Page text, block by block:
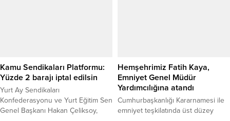
taslaklara gerçek dışıdır.”...
Bozok Üniversitesi Rektörü Prof Dr
Evren Yaşar, ev sahipliğinde
düzenlenen etkinlikte,
üniversitenin...
Kamu Sendikaları Platformu:
Yüzde 2 barajı iptal edilsin
Yurt Ay Sendikaları
Konfederasyonu ve Yurt Eğitim Sen
Genel Başkanı Hakan Çeliksoy,
Hemşehrimiz Fatih Kaya,
Emniyet Genel Müdür
Yardımcılığına atandı
Cumhurbaşkanlığı Kararnamesi ile
emniyet teşkilatında üst düzey